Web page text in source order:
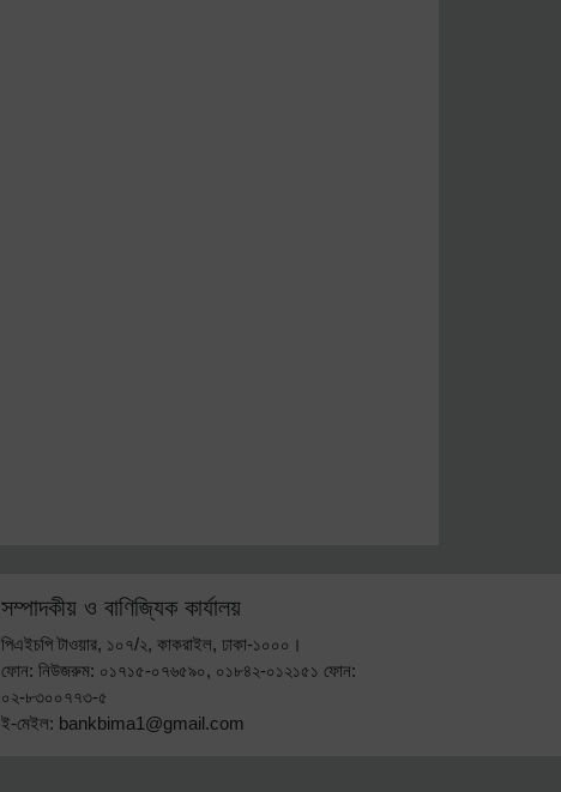
সম্পাদকীয় ও বাণিজ্যিক কার্যালয়
পিএইচপি টাওয়ার, ১০৭/২, কাকরাইল, ঢাকা-১০০০।
ফোন: নিউজরুম: ০১৭১৫-০৭৬৫৯০, ০১৮৪২-০১২১৫১ ফোন:
০২-৮৩০০৭৭৩-৫
ই-মেইল: bankbima1@gmail.com